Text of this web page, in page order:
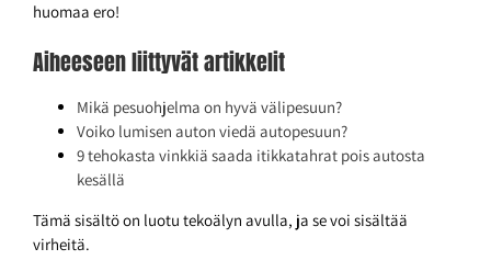
huomaa ero!
Aiheeseen liittyvät artikkelit
Mikä pesuohjelma on hyvä välipesuun?
Voiko lumisen auton viedä autopesuun?
9 tehokasta vinkkiä saada itikkatahrat pois autosta
kesällä
Tämä sisältö on luotu tekoälyn avulla, ja se voi sisältää
virheitä.